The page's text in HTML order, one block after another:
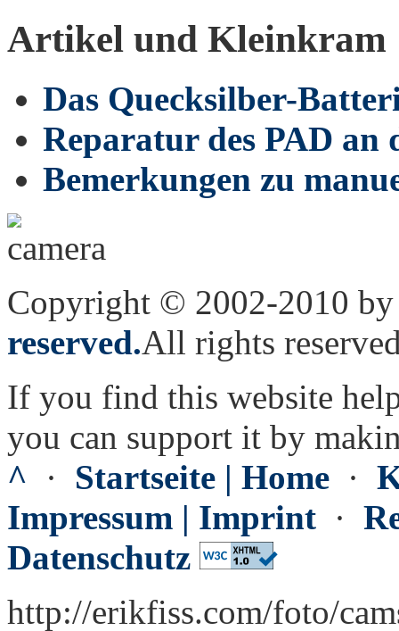
Artikel und Kleinkram
Das Quecksilber-
Reparatur des PAD an
Bemerkungen zu
Copyright © 2002-2010
reserved.All rights
If you find this website
you can support it by
^ · Startseite | Home ·
Impressum | Imprint ·
Datenschutz
http://erikfiss.com/foto/